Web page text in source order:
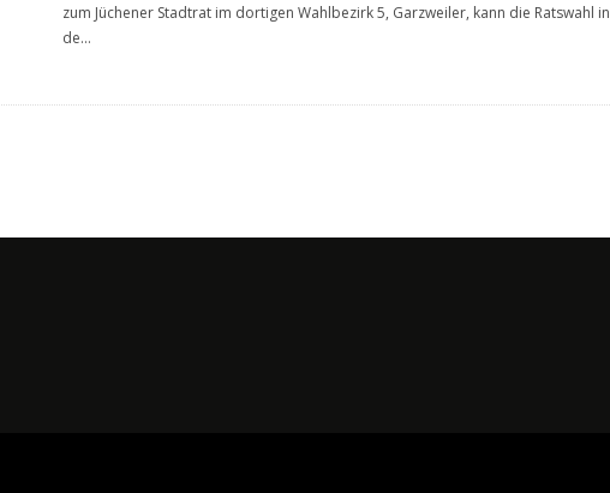
zum Jüchener Stadtrat im dortigen Wahlbezirk 5, Garzweiler, kann die Ratswahl in
de...